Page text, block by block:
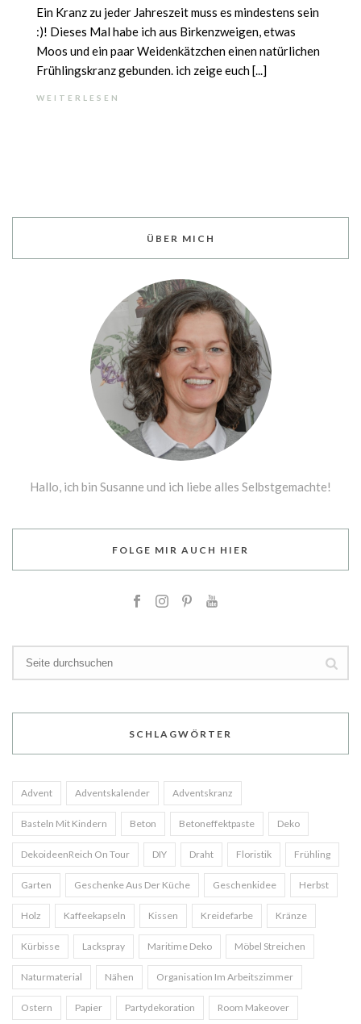
Ein Kranz zu jeder Jahreszeit muss es mindestens sein
:)! Dieses Mal habe ich aus Birkenzweigen, etwas
Moos und ein paar Weidenkätzchen einen natürlichen
Frühlingskranz gebunden. ich zeige euch [...]
WEITERLESEN
ÜBER MICH
Hallo, ich bin Susanne und ich liebe alles Selbstgemachte!
FOLGE MIR AUCH HIER
SCHLAGWÖRTER
Advent Adventskalender Adventskranz
Basteln Mit Kindern Beton Betoneffektpaste Deko
DekoideenReich On Tour DIY Draht Floristik Frühling
Garten Geschenke Aus Der Küche Geschenkidee Herbst
Holz Kaffeekapseln Kissen Kreidefarbe Kränze
Kürbisse Lackspray Maritime Deko Möbel Streichen
Naturmaterial Nähen Organisation Im Arbeitszimmer
Ostern Papier Partydekoration Room Makeover